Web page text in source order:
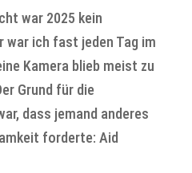
war 2025 kein
war ich fast jeden Tag im
Kamera blieb meist zu
Grund für die
dass jemand anderes
forderte: Aid